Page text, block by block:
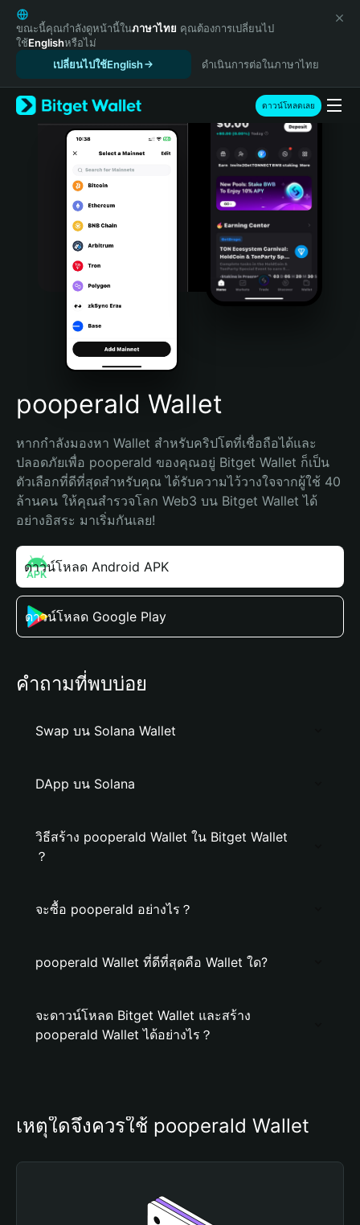
English
日本語
Tiếng Việt
Español (Latinoamérica)
Türkçe
Italiano
Português (Portugal)
Bahasa Indonesia
Português (Brasil)
Español (Argentina)
ขณะนี้คุณกำลังดูหน้านี้ในภาษาไทย คุณต้องการเปลี่ยนไป
ใช้Englishหรือไม่
เปลี่ยนไปใช้English
ดำเนินการต่อในภาษาไทย
ดาวน์โหลดเลย
pooperald Wallet
หากกำลังมองหา Wallet สำหรับคริปโตที่เชื่อถือได้และ
ปลอดภัยเพื่อ pooperald ของคุณอยู่ Bitget Wallet ก็เป็น
ตัวเลือกที่ดีที่สุดสำหรับคุณ ได้รับความไว้วางใจจากผู้ใช้ 40
ล้านคน ให้คุณสำรวจโลก Web3 บน Bitget Wallet ได้
อย่างอิสระ มาเริ่มกันเลย!
ดาวน์โหลด Android APK
ดาวน์โหลด Google Play
คำถามที่พบบ่อย
Swap บน Solana Wallet
DApp บน Solana
วิธีสร้าง pooperald Wallet ใน Bitget Wallet
？
จะซื้อ pooperald อย่างไร？
pooperald Wallet ที่ดีที่สุดคือ Wallet ใด?
จะดาวน์โหลด Bitget Wallet และสร้าง
pooperald Wallet ได้อย่างไร？
เหตุใดจึงควรใช้ pooperald Wallet